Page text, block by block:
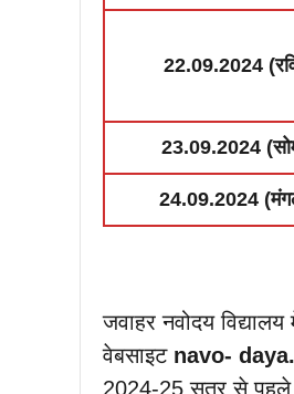
22.09.2024
23.09.2024
24.09.2024
जवाहर नवोदय
वेबसाइट navo-
2024-25 सत्र से पहले